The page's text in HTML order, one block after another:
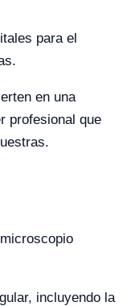
para el
en una
profesional que
incluyendo la